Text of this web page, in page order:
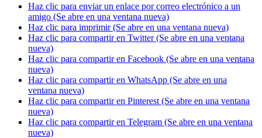
Haz clic para enviar un enlace por correo electrónico a un
amigo (Se abre en una ventana nueva)
Haz clic para imprimir (Se abre en una ventana nueva)
Haz clic para compartir en Twitter (Se abre en una ventana
nueva)
Haz clic para compartir en Facebook (Se abre en una ventana
nueva)
Haz clic para compartir en WhatsApp (Se abre en una
ventana nueva)
Haz clic para compartir en Pinterest (Se abre en una ventana
nueva)
Haz clic para compartir en Telegram (Se abre en una ventana
nueva)